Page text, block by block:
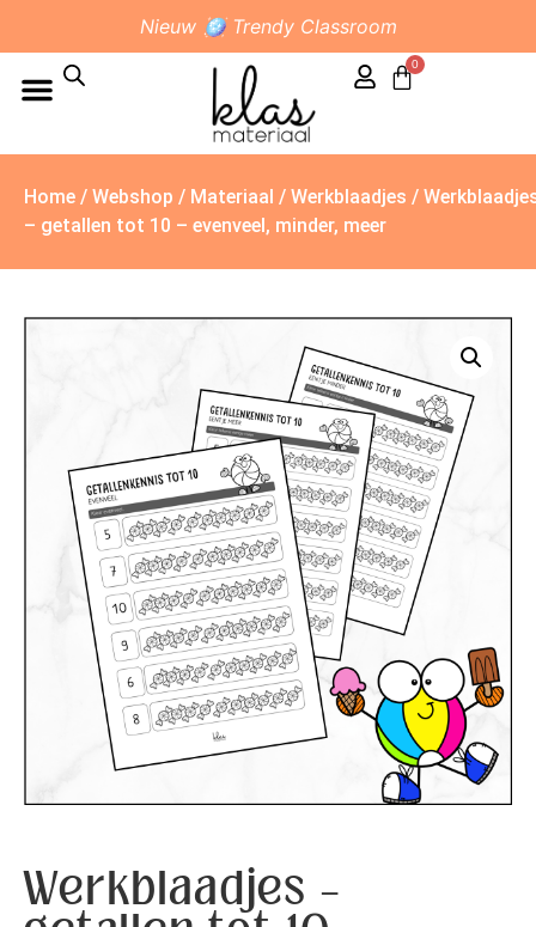
Nieuw 🪩 Trendy Classroom
0
Home / Webshop / Materiaal / Werkblaadjes /
– getallen tot 10 – evenveel, minder, meer
Werkblaadjes –